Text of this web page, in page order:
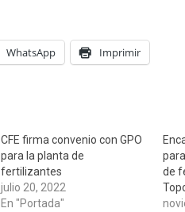
WhatsApp Imprimir
CFE firma convenio con GPO
para la planta de
fertilizantes
julio 20, 2022
En "Portada"
de